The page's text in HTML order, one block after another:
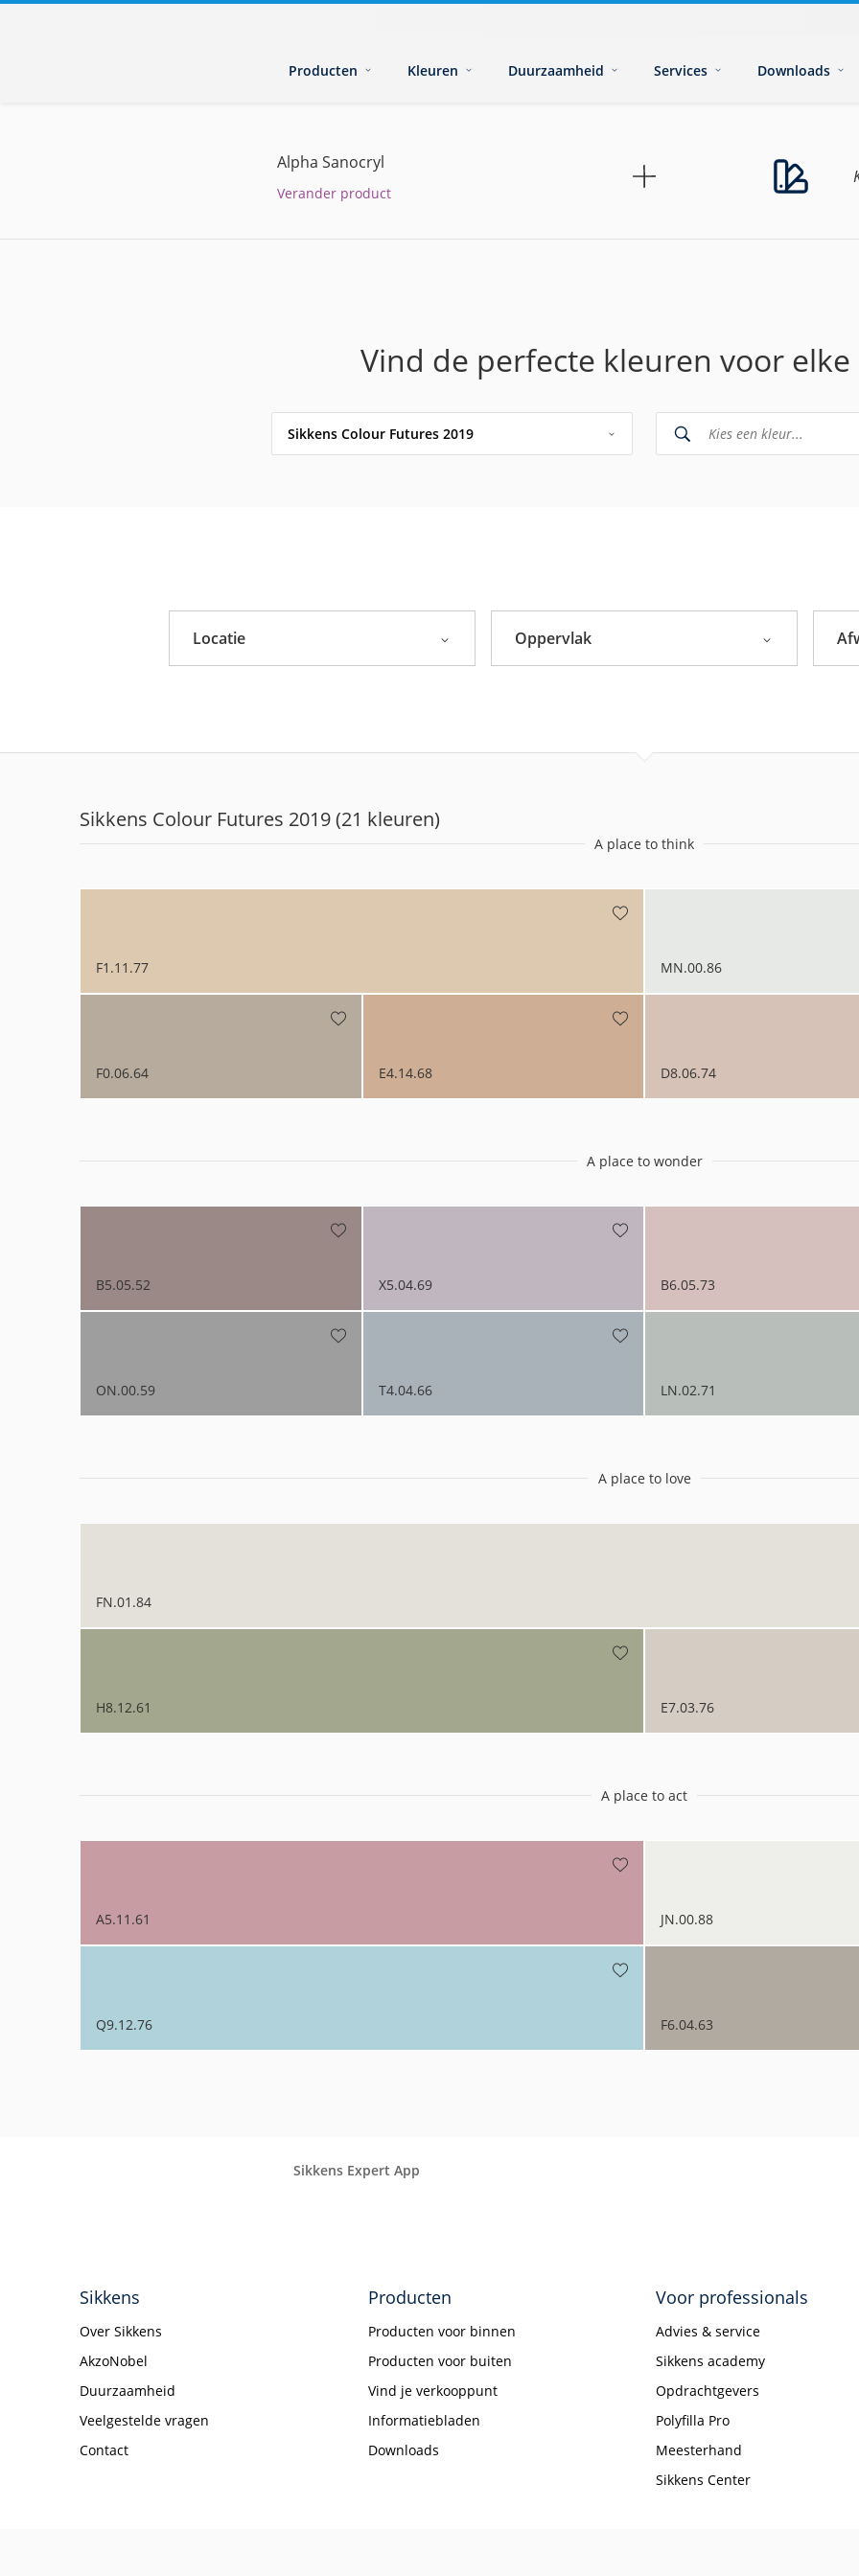
Producten Kleuren Duurzaamheid Services Downloads
Alpha Sanocryl
Verander product
Vind de perfecte kleuren voor
Sikkens Colour Futures 2019
Sikkens Kleurselectie Witten
Sikkens Colour Futures 2023
Sikkens Colour Futures 2019
Sikkens Colour Futures 2018
Locatie Oppervlak
Sikkens Colour Futures 2019 (21 kleuren)
A place to think
F1.11.77 MN.00.86
F0.06.64 E4.14.68 D8.06.74
A place to wonder
B5.05.52 X5.04.69 B6.05.73
ON.00.59 T4.04.66 LN.02.71
A place to love
FN.01.84
H8.12.61 E7.03.76
A place to act
A5.11.61 JN.00.88
Q9.12.76 F6.04.63
Sikkens Expert App
Sikkens
Over Sikkens
AkzoNobel
Duurzaamheid
Veelgestelde vragen
Contact
Producten
Producten voor binnen
Producten voor buiten
Vind je verkooppunt
Informatiebladen
Downloads
Voor professionals
Advies & service
Sikkens academy
Opdrachtgevers
Polyfilla Pro
Meesterhand
Sikkens Center